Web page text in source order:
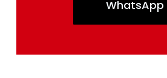
WhatsApp